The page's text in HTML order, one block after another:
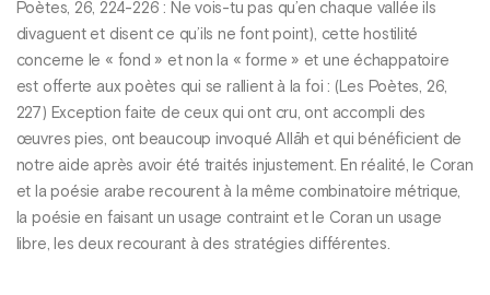
Poètes, 26, 224-226 : Ne vois-tu pas qu’en chaque vallée ils
divaguent et disent ce qu’ils ne font point), cette hostilité
concerne le « fond » et non la « forme » et une échappatoire
est offerte aux poètes qui se rallient à la foi : (Les Poètes, 26,
227) Exception faite de ceux qui ont cru, ont accompli des
œuvres pies, ont beaucoup invoqué Allāh et qui bénéficient de
notre aide après avoir été traités injustement. En réalité, le Coran
et la poésie arabe recourent à la même combinatoire métrique,
la poésie en faisant un usage contraint et le Coran un usage
libre, les deux recourant à des stratégies différentes.